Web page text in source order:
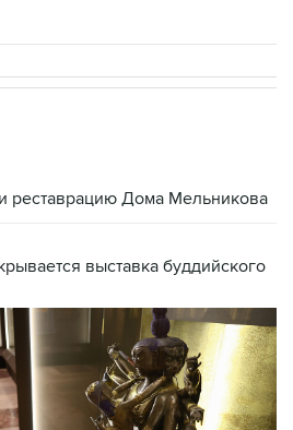
реставрацию Дома Мельникова
выставка буддийского